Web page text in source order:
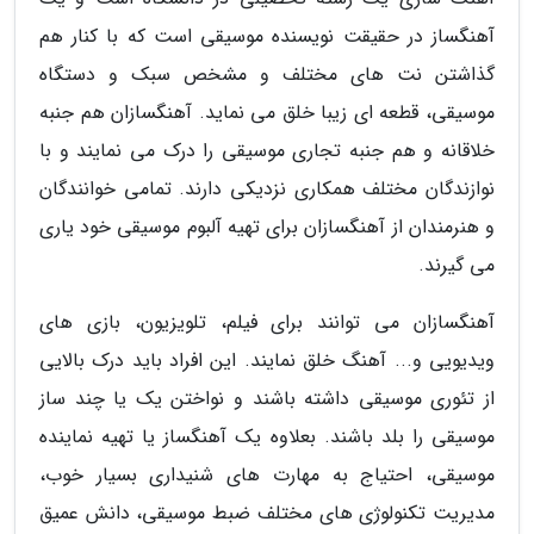
آهنگساز در حقیقت نویسنده موسیقی است که با کنار هم
گذاشتن نت های مختلف و مشخص سبک و دستگاه
موسیقی، قطعه ای زیبا خلق می نماید. آهنگسازان هم جنبه
خلاقانه و هم جنبه تجاری موسیقی را درک می نمایند و با
نوازندگان مختلف همکاری نزدیکی دارند. تمامی خوانندگان
و هنرمندان از آهنگسازان برای تهیه آلبوم موسیقی خود یاری
می گیرند.
آهنگسازان می توانند برای فیلم، تلویزیون، بازی های
ویدیویی و... آهنگ خلق نمایند. این افراد باید درک بالایی
از تئوری موسیقی داشته باشند و نواختن یک یا چند ساز
موسیقی را بلد باشند. بعلاوه یک آهنگساز یا تهیه نماینده
موسیقی، احتیاج به مهارت های شنیداری بسیار خوب،
مدیریت تکنولوژی های مختلف ضبط موسیقی، دانش عمیق